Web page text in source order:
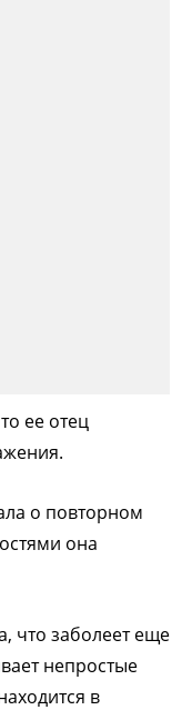
ее отец
о повторном
она
что заболеет еще
непростые
в